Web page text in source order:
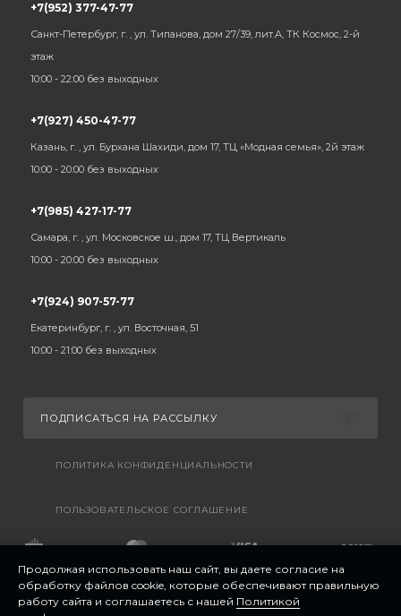
+7(952) 377-47-77
Санкт-Петербург, г. , ул. Типанова, дом 27/39, лит.А, ТК Космос, 2-й
этаж
10:00 - 22:00 без выходных
+7(927) 450-47-77
Казань, г. , ул. Бурхана Шахиди, дом 17, ТЦ «Модная семья», 2й этаж
10:00 - 20:00 без выходных
+7(985) 427-17-77
Самара, г. , ул. Московское ш., дом 17, ТЦ Вертикаль
10:00 - 20:00 без выходных
+7(924) 907-57-77
Екатеринбург, г. , ул. Восточная, 51
10:00 - 21:00 без выходных
ПОДПИСАТЬСЯ НА РАССЫЛКУ
ПОЛИТИКА КОНФИДЕНЦИАЛЬНОСТИ
ПОЛЬЗОВАТЕЛЬСКОЕ СОГЛАШЕНИЕ
Продолжая использовать наш сайт, вы даете согласие на
обработку файлов cookie, которые обеспечивают правильную
работу сайта и соглашаетесь с нашей Политикой